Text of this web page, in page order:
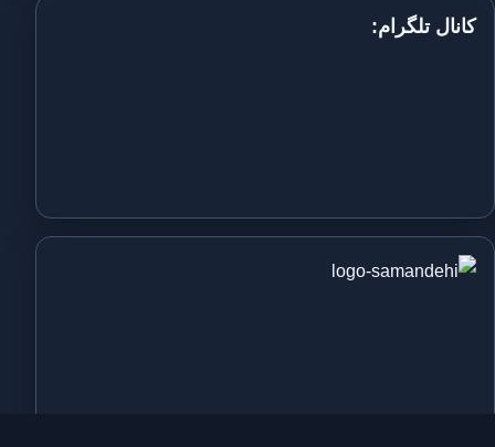
کانال تلگرام: